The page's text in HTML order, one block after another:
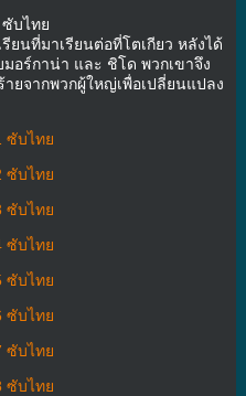
ซับไทย
ยนที่มาเรียนต่อที่โตเกียว หลังได้
มอร์กาน่า และ ชิโด พวกเขาจึง
ยจากพวกผู้ใหญ่เพื่อเปลี่ยนแปลง
ซับไทย
ซับไทย
ซับไทย
ซับไทย
ซับไทย
ซับไทย
ซับไทย
ซับไทย